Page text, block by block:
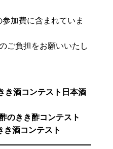
加費に含まれていま
ご負担をお願いいたし
酒コンテスト日本酒
のきき酢コンテスト
酒コンテスト